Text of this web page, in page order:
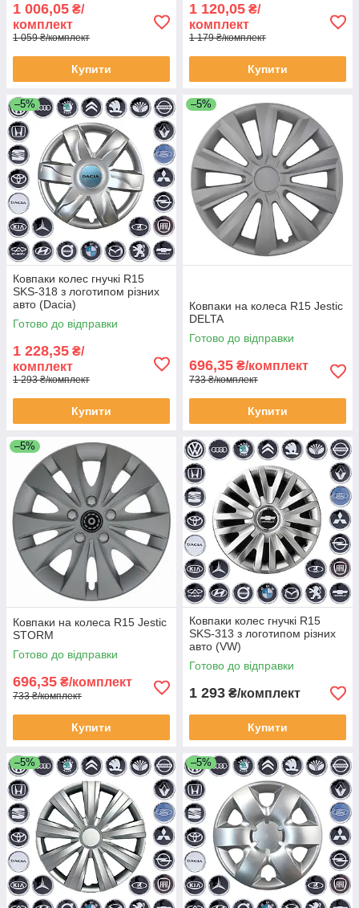
1 006,05 ₴/
комплект
1 059 ₴/комплект
Купити
1 120,05 ₴/
комплект
1 179 ₴/комплект
Купити
–5%
Ковпаки колес гнучкі R15
SKS-318 з логотипом різних
авто (Dacia)
Готово до відправки
1 228,35 ₴/
комплект
1 293 ₴/комплект
Купити
–5%
Ковпаки на колеса R15 Jestic
DELTA
Готово до відправки
696,35 ₴/комплект
733 ₴/комплект
Купити
–5%
Ковпаки на колеса R15 Jestic
STORM
Готово до відправки
696,35 ₴/комплект
733 ₴/комплект
Купити
Ковпаки колес гнучкі R15
SKS-313 з логотипом різних
авто (VW)
Готово до відправки
1 293 ₴/комплект
Купити
–5% –5%